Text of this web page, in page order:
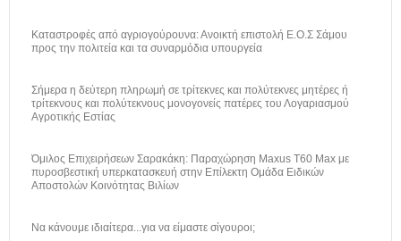
Καταστροφές από αγριογούρουνα: Ανοικτή επιστολή Ε.Ο.Σ Σάμου
προς την πολιτεία και τα συναρμόδια υπουργεία
Σήμερα η δεύτερη πληρωμή σε τρίτεκνες και πολύτεκνες μητέρες ή
τρίτεκνους και πολύτεκνους μονογονείς πατέρες του Λογαριασμού
Αγροτικής Εστίας
Όμιλος Επιχειρήσεων Σαρακάκη: Παραχώρηση Maxus T60 Max με
πυροσβεστική υπερκατασκευή στην Επίλεκτη Ομάδα Ειδικών
Αποστολών Κοινότητας Βιλίων
Να κάνουμε ιδιαίτερα...για να είμαστε σίγουροι;